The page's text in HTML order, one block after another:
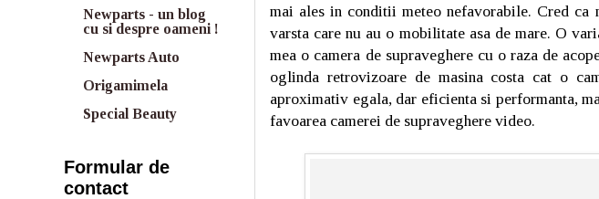
mai ales in conditii meteo nefavorabile. Cred
varsta care nu au o mobilitate asa de mare. O
mea o camera de supraveghere cu o raza de
oglinda retrovizoare de masina costa cat o
aproximativ egala, dar eficienta si performanta,
favoarea camerei de supraveghere video.
Newparts - un blog
cu si despre oameni !
Newparts Auto
Origamimela
Special Beauty
Formular de
contact